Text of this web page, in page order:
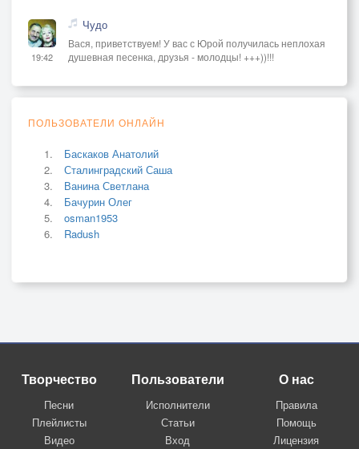
19:42
Чудо
Вася, приветствуем! У вас с Юрой получилась неплохая
душевная песенка, друзья - молодцы! +++))!!!
ПОЛЬЗОВАТЕЛИ ОНЛАЙН
Баскаков Анатолий
Сталинградский Саша
Ванина Светлана
Бачурин Олег
osman1953
Radush
Творчество
Песни
Плейлисты
Видео
Пользователи
Исполнители
Статьи
Вход
О нас
Правила
Помощь
Лицензия